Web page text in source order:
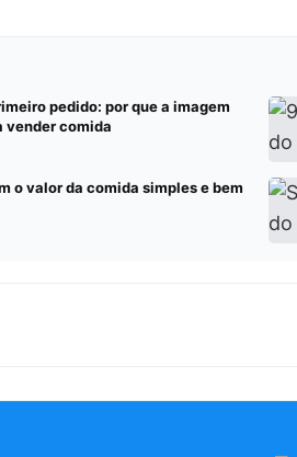
pedido: por que a imagem
vender comida
o valor da comida simples e bem